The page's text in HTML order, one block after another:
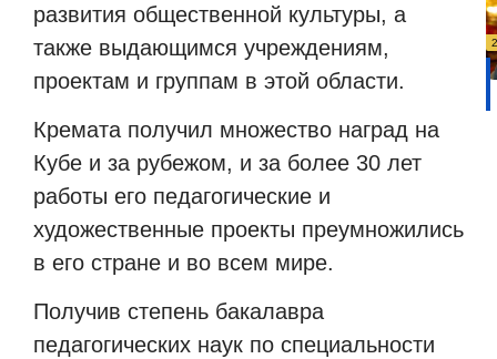
развития общественной культуры, а
также выдающимся учреждениям,
проектам и группам в этой области.
Кремата получил множество наград на
Кубе и за рубежом, и за более 30 лет
работы его педагогические и
художественные проекты преумножились
в его стране и во всем мире.
Получив степень бакалавра
педагогических наук по специальности